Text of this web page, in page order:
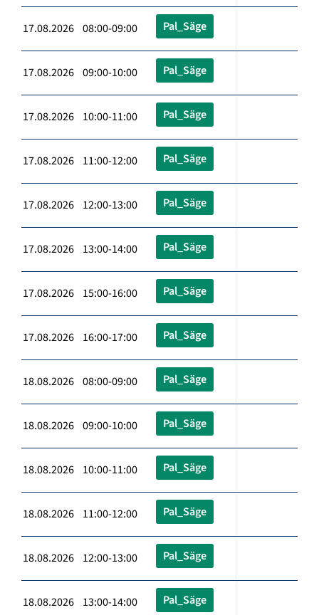
17.08.2026 08:00-09:00 Pal_Säge
17.08.2026 09:00-10:00 Pal_Säge
17.08.2026 10:00-11:00 Pal_Säge
17.08.2026 11:00-12:00 Pal_Säge
17.08.2026 12:00-13:00 Pal_Säge
17.08.2026 13:00-14:00 Pal_Säge
17.08.2026 15:00-16:00 Pal_Säge
17.08.2026 16:00-17:00 Pal_Säge
18.08.2026 08:00-09:00 Pal_Säge
18.08.2026 09:00-10:00 Pal_Säge
18.08.2026 10:00-11:00 Pal_Säge
18.08.2026 11:00-12:00 Pal_Säge
18.08.2026 12:00-13:00 Pal_Säge
18.08.2026 13:00-14:00 Pal_Säge